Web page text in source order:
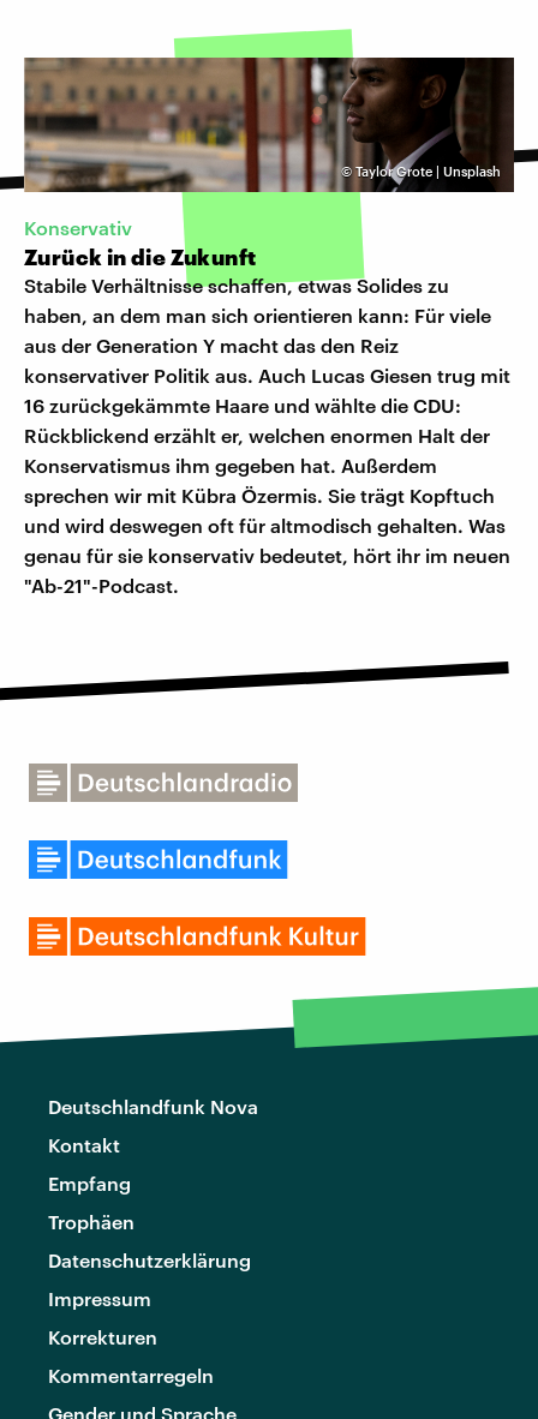
© Taylor Grote | Unsplash
Konservativ
Zurück in die Zukunft
Stabile Verhältnisse schaffen, etwas Solides zu
haben, an dem man sich orientieren kann: Für viele
aus der Generation Y macht das den Reiz
konservativer Politik aus. Auch Lucas Giesen trug mit
16 zurückgekämmte Haare und wählte die CDU:
Rückblickend erzählt er, welchen enormen Halt der
Konservatismus ihm gegeben hat. Außerdem
sprechen wir mit Kübra Özermis. Sie trägt Kopftuch
und wird deswegen oft für altmodisch gehalten. Was
genau für sie konservativ bedeutet, hört ihr im neuen
"Ab-21"-Podcast.
Deutschlandfunk Nova
Kontakt
Empfang
Trophäen
Datenschutzerklärung
Impressum
Korrekturen
Kommentarregeln
Gender und Sprache